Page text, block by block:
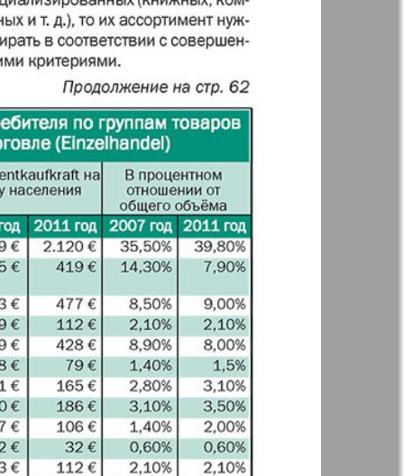
65
71
77
83
Wadim
Дом и семья
газета
Еврейская
панорама
Жизнь женщины
Идеальная фирма
Катюша